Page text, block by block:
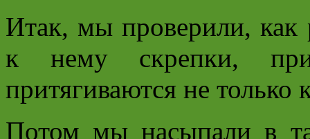
Итак, мы проверили, как
к нему скрепки,
притягиваются не только
Потом мы насыпали в